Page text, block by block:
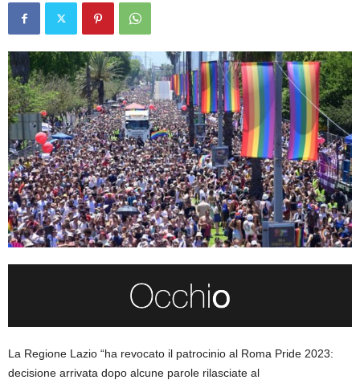
La Regione Lazio “ha revocato il patrocinio al Roma Pride 2023:
decisione arrivata dopo alcune parole rilasciate al